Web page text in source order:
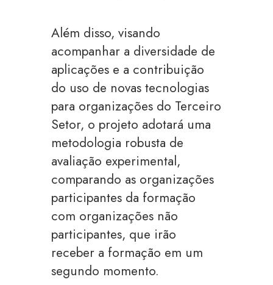
Além disso, visando
acompanhar a diversidade de
aplicações e a contribuição
do uso de novas tecnologias
para organizações do Terceiro
Setor, o projeto adotará uma
metodologia robusta de
avaliação experimental,
comparando as organizações
participantes da formação
com organizações não
participantes, que irão
receber a formação em um
segundo momento.